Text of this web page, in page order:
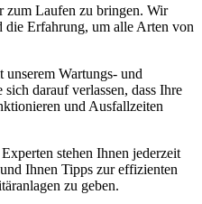
zum Laufen zu bringen. Wir
die Erfahrung, um alle Arten von
unserem Wartungs- und
darauf verlassen, dass Ihre
und Ausfallzeiten
stehen Ihnen jederzeit
Ihnen Tipps zur effizienten
zu geben.